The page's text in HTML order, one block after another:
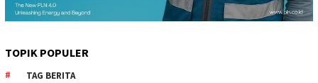
TOPIK POPULER
TAG BERITA